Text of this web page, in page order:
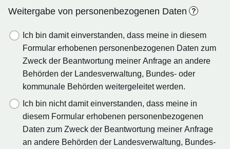
Weitergabe von personenbezogenen Daten ?
Ich bin damit einverstanden, dass meine in diesem
Formular erhobenen personenbezogenen Daten zum
Zweck der Beantwortung meiner Anfrage an andere
Behörden der Landesverwaltung, Bundes- oder
kommunale Behörden weitergeleitet werden.
Ich bin nicht damit einverstanden, dass meine in
diesem Formular erhobenen personenbezogenen
Daten zum Zweck der Beantwortung meiner Anfrage
an andere Behörden der Landesverwaltung, Bundes-